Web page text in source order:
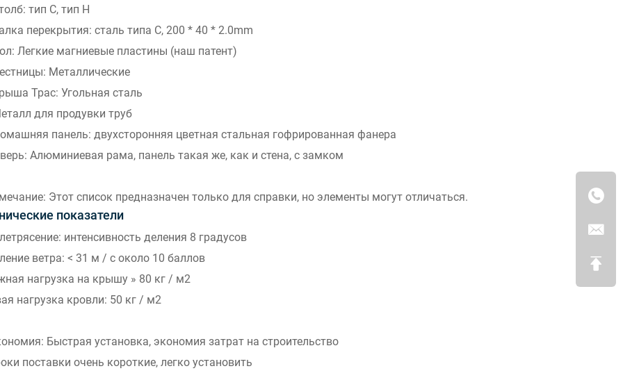
тип С, тип H
перекрытия: сталь типа С, 200 * 40 * 2.0mm
Легкие магниевые пластины (наш патент)
Металлические
Трас: Угольная сталь
для продувки труб
панель: двухсторонняя цветная стальная гофрированная фанера
Алюминиевая рама, панель такая же, как и стена, с замком
Этот список предназначен только для справки, но элементы могут отличаться.
показатели
интенсивность деления 8 градусов
ветра: < 31 м / с около 10 баллов
нагрузка на крышу » 80 кг / м2
нагрузка кровли: 50 кг / м2
Быстрая установка, экономия затрат на строительство
поставки очень короткие, легко установить